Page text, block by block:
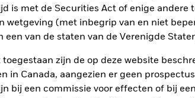
is met de Securities Act of enige andere
wetgeving (met inbegrip van en niet
een van de staten van de Verenigde
toegestaan zijn de op deze website
in Canada, aangezien er geen
bij een commissie voor effecten of bij
hoe het fonds in het verleden werd beheerd
netto-inventariswaarde (NIW), waarbij de
van uw belegging kan stijgen of dalen als
in een andere valuta dan die gebruikt in
Blackrock